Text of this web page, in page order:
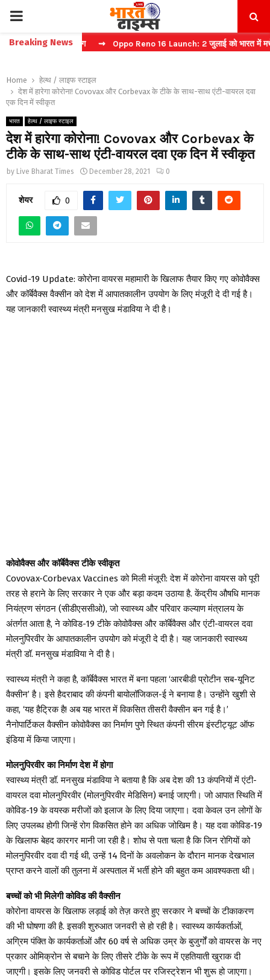
PRIMARY
MENU
Breaking News
फास्ट टिकट बुकिंग ⇝ Oppo Reno 16 Launch: 2 जुलाई को भारत में मचेगा
Home
हेल्थ / लाइफ स्टाइल
देश में हारेगा कोरोना! Covovax और Corbevax के टीके के साथ-साथ एंटी-वायरल दवा
एक दिन में स्वीकृत
भारत हेल्थ / लाइफ स्टाइल
देश में हारेगा कोरोना! Covovax और Corbevax के
टीके के साथ-साथ एंटी-वायरल दवा एक दिन में स्वीकृत
by Live Bharat Times December 28, 2021 0
शेयर 0
Covid-19 Update: कोरोना वायरस महामारी के खिलाफ तैयार किए गए कोवोवैक्स
और कॉर्बेवैक्स वैक्सीन को देश में आपातकालीन उपयोग के लिए मंजूरी दे दी गई है।
यह जानकारी स्वास्थ्य मंत्री मनसुख मंडाविया ने दी है।
कोवोवैक्स और कॉर्बेवैक्स टीके स्वीकृत
Covovax-Corbevax Vaccines को मिली मंजूरी: देश में कोरोना वायरस को पूरी
तरह से हराने के लिए सरकार ने एक और बड़ा कदम उठाया है. केंद्रीय औषधि मानक
नियंत्रण संगठन (सीडीएससीओ), जो स्वास्थ्य और परिवार कल्याण मंत्रालय के
अंतर्गत आता है, ने कोविड-19 टीके कोवोवैक्स और कॉर्बेवैक्स और एंटी-वायरल दवा
मोलनुपिरवीर के आपातकालीन उपयोग को मंजूरी दे दी है। यह जानकारी स्वास्थ्य
मंत्री डॉ. मनसुख मंडाविया ने दी है।
स्वास्थ्य मंत्री ने कहा है, कॉर्बेवैक्स भारत में बना पहला ‘आरबीडी प्रोटीन सब-यूनिट
वैक्सीन’ है। इसे हैदराबाद की कंपनी बायोलॉजिकल-ई ने बनाया है। उन्होंने खुशी से
कहा, ‘यह हैट्रिक है! अब यह भारत में विकसित तीसरी वैक्सीन बन गई है।’
नैनोपार्टिकल वैक्सीन कोवोवैक्स का निर्माण पुणे स्थित कंपनी सीरम इंस्टीट्यूट ऑफ
इंडिया में किया जाएगा।
मोलनुपिरवीर का निर्माण देश में होगा
स्वास्थ्य मंत्री डॉ. मनसुख मंडाविया ने बताया है कि अब देश की 13 कंपनियों में एंटी-
वायरल दवा मोलनुपिरवीर (मोलनुपिरवीर मेडिसिन) बनाई जाएगी। जो आपात स्थिति में
कोविड-19 के वयस्क मरीजों को इलाज के लिए दिया जाएगा। दवा केवल उन लोगों के
लिए उपलब्ध होगी जिन्हें रोग विकसित होने का अधिक जोखिम है। यह दवा कोविड-19
के खिलाफ बेहद कारगर मानी जा रही है। शोध से पता चला है कि जिन रोगियों को
मोलनुपिरवीर दवा दी गई थी, उन्हें 14 दिनों के अवलोकन के दौरान मानक देखभाल
प्राप्त करने वालों की तुलना में अस्पताल में भर्ती होने की बहुत कम आवश्यकता थी।
बच्चों को भी मिलेगी कोविड की वैक्सीन
कोरोना वायरस के खिलाफ लड़ाई को तेज़ करते हुए सरकार ने बच्चों के टीकाकरण
की भी घोषणा की है. इसकी शुरुआत जनवरी से हो रही है। स्वास्थ्य कार्यकर्ताओं,
अग्रिम पंक्ति के कार्यकर्ताओं और 60 वर्ष से अधिक उम्र के बुजुर्गों को वायरस के नए
प्रकार ओमिक्रोन से बचाने के लिए तीसरे टीके के रूप में एहतियाती खुराक दी
जाएगी। इसके लिए जनवरी से कोविड पोर्टल पर रजिस्ट्रेशन भी शुरू हो जाएगा।